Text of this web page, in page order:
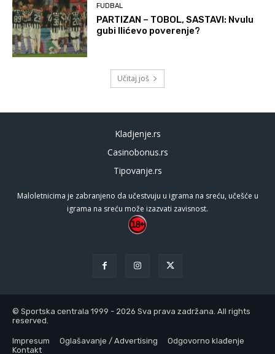
FUDBAL
PARTIZAN – TOBOL, SASTAVI: Nvulu
gubi Ilićevo poverenje?
Učitaj još
Kladjenje.rs
Casinobonus.rs
Tipovanje.rs
Maloletnicima je zabranjeno da učestvuju u igrama na sreću, učešće u
igrama na sreću može izazvati zavisnost.
© Sportska centrala 1999 - 2026 Sva prava zadržana. All rights
reserved.
Impresum Oglašavanje / Advertising
Odgovorno klađenje
Kontakt